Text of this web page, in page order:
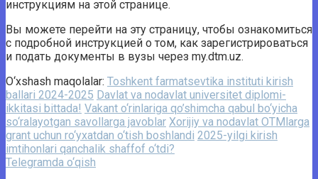
инструкциям на этой странице.
Вы можете перейти на эту страницу, чтобы ознакомиться
с подробной инструкцией о том, как зарегистрироваться
и подать документы в вузы через my.dtm.uz.
O‘xshash maqolalar: Toshkent farmatsevtika instituti kirish
ballari 2024-2025 Davlat va nodavlat universitet diplomi-
ikkitasi bittada! Vakant o‘rinlariga qo’shimcha qabul bo‘yicha
so‘ralayotgan savollarga javoblar Xorijiy va nodavlat OTMlarga
grant uchun ro‘yxatdan o‘tish boshlandi 2025-yilgi kirish
imtihonlari qanchalik shaffof o‘tdi?
Telegramda o‘qish